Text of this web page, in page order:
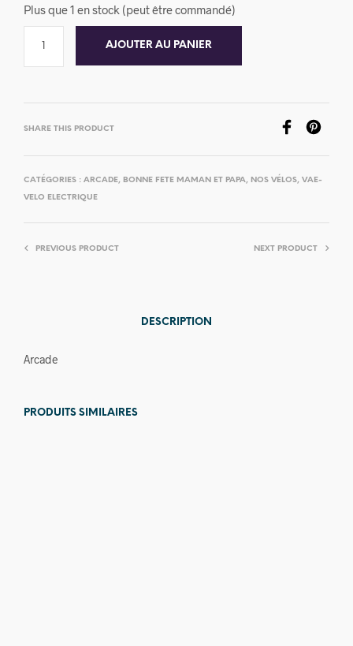
Plus que 1 en stock (peut être commandé)
AJOUTER AU PANIER
SHARE THIS PRODUCT
CATÉGORIES : ARCADE, BONNE FETE MAMAN ET PAPA, NOS VÉLOS, VAE-
VELO ELECTRIQUE
PREVIOUS PRODUCT NEXT PRODUCT
DESCRIPTION
Arcade
PRODUITS SIMILAIRES